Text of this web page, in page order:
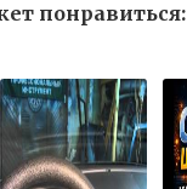
понравиться: